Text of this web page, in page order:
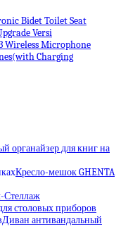
Bidet Toilet Seat
Versi
Wireless Microphone
Charging
органайзер для книг на
Кресло-мешок GHENTA
столовых приборов
Диван антивандальный